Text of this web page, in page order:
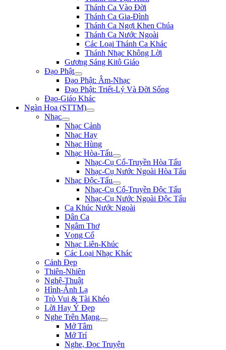
Thánh Ca Vào Đời
Thánh Ca Gia-Đình
Thánh Ca Ngợi Khen Chúa
Thánh Ca Nước Ngoài
Các Loại Thánh Ca Khác
Thánh Nhạc Không Lời
Gương Sáng Kitô Giáo
Đạo Phật
Đạo Phật: Âm-Nhạc
Đạo Phật: Triết-Lý Và Đời Sống
Đạo-Giáo Khác
Ngàn Hoa (STTM)
Nhạc
Nhạc Cảnh
Nhạc Hay
Nhạc Hùng
Nhạc Hòa-Tấu
Nhạc-Cụ Cổ-Truyền Hòa Tấu
Nhạc-Cụ Nước Ngoài Hòa Tấu
Nhạc Độc-Tấu
Nhạc-Cụ Cổ-Truyền Độc Tấu
Nhạc-Cụ Nước Ngoài Độc Tấu
Ca Khúc Nước Ngoài
Dân Ca
Ngâm Thơ
Vọng Cổ
Nhạc Liên-Khúc
Các Loại Nhạc Khác
Cảnh Đẹp
Thiên-Nhiên
Nghệ-Thuật
Hình-Ảnh Lạ
Trò Vui & Tài Khéo
Lời Hay Ý Đẹp
Nghe Trên Mạng
Mở Tâm
Mở Trí
Nghe, Đọc Truyện